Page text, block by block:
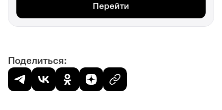
Перейти
Поделиться: